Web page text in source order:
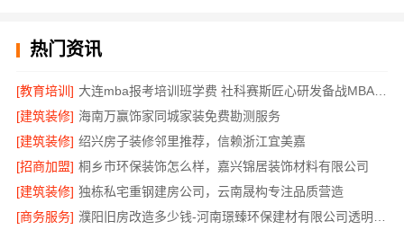
热门资讯
[教育培训]
大连mba报考培训班学费 社科赛斯匠心研发备战MBA考研
[建筑装修] 海南万赢饰家同城家装免费勘测服务
[建筑装修] 绍兴房子装修邻里推荐，信赖浙江宜美嘉
[招商加盟] 桐乡市环保装饰怎么样，嘉兴锦居装饰材料有限公司
[建筑装修] 独栋私宅重钢建房公司，云南晟构专注品质营造
[商务服务]